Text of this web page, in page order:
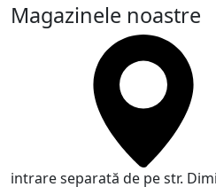
Magazinele noastre
intrare separată de pe str.